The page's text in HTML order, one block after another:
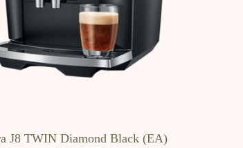
J8 TWIN Diamond Black (EA)